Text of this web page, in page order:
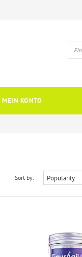
MEIN KONTO
Sort by: